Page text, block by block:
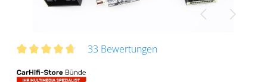
33 Bewertungen